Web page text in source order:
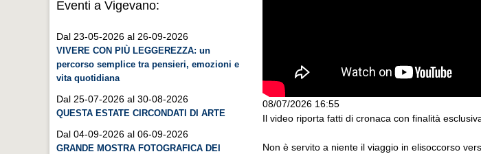
Eventi a Vigevano:
Dal 23-05-2026 al 26-09-2026
VIVERE CON PIÙ LEGGEREZZA: un
percorso semplice tra pensieri, emozioni e
vita quotidiana
Dal 25-07-2026 al 30-08-2026
QUESTA ESTATE CIRCONDATI DI ARTE
Dal 04-09-2026 al 06-09-2026
GRANDE MOSTRA FOTOGRAFICA DEI
08/07/2026 16:55
Il video riporta fatti di cronaca con finalità
Non è servito a niente il viaggio in elisoccorso